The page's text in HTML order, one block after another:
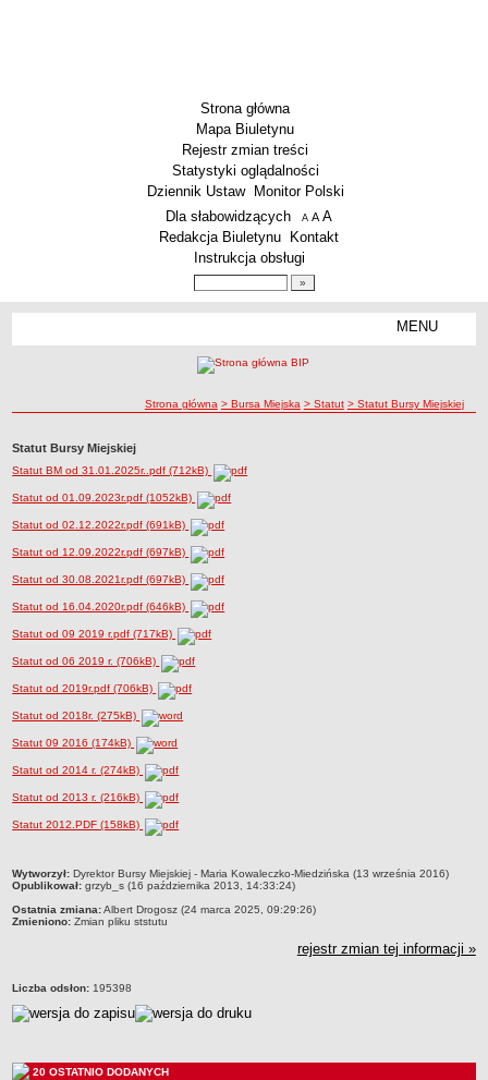
Strona główna
Mapa Biuletynu
Rejestr zmian treści
Statystyki oglądalności
Dziennik Ustaw
Monitor Polski
Menu dodatkowe
Dla słabowidzących A pomniejsz czcionkę
A standardowy rozmiar czcionki
A
Redakcja Biuletynu
Kontakt
Instrukcja obsługi
MENU
Techniczne Zakłady Naukowe
ARCHIWUM SZKÓŁ I PLACÓWEK
Zlikwidowane gimnazja
Przekształcone szkoły i placówki
Wielofunkcyjna Placówka
SPECJALNE OŚRODKI SZKOLNO-WYCHOWAWCZE
Specjalny Ośrodek nr 1
Specjalny Ośrodek nr 5
BURSA MIEJSKA
Dane podstawowe
Statut
Majątek
Godziny dyżurów
Zarządzenia
Kontrole
Deklaracja dostępności
PORADNIE PSYCHOLOGICZNO-PEDAGOGICZNE
BIURO FINANSÓW OŚWIATY
ścieżka nawigacji
Strona główna > Bursa Miejska > Statut > Statut Bursy Miejskiej
Statut Bursy Miejskiej
Statut BM od 31.01.2025r..pdf (712kB)
Statut od 01.09.2023r.pdf (1052kB)
Statut od 02.12.2022r.pdf (691kB)
Statut od 12.09.2022r.pdf (697kB)
Statut od 30.08.2021r.pdf (697kB)
Statut od 16.04.2020r.pdf (646kB)
Statut od 09 2019 r.pdf (717kB)
Statut od 06 2019 r. (706kB)
Statut od 2019r.pdf (706kB)
Statut od 2018r. (275kB)
Statut 09 2016 (174kB)
Statut od 2014 r. (274kB)
Statut od 2013 r. (216kB)
Statut 2012.PDF (158kB)
metryczka
Wytworzył: Dyrektor Bursy Miejskiej - Maria Kowaleczko-Miedzińska (13 września 2016)
Opublikował: grzyb_s (16 października 2013, 14:33:24)
Ostatnia zmiana:Albert Drogosz (24 marca 2025, 09:29:26)
Zmieniono: Zmian pliku ststutu
rejestr zmian tej informacji »
Liczba odsłon: 195398
20 OSTATNIO DODANYCH